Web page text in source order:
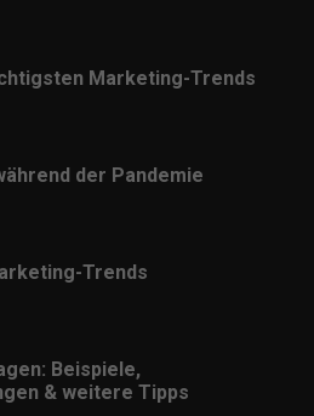
Marketing-Trends
der Pandemie
Trends
Beispiele,
& weitere Tipps